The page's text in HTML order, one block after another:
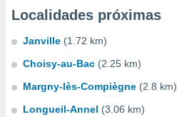
Localidades próximas
Janville (1.72 km)
Choisy-au-Bac (2.25 km)
Margny-lès-Compiègne (2.8 km)
Longueil-Annel (3.06 km)